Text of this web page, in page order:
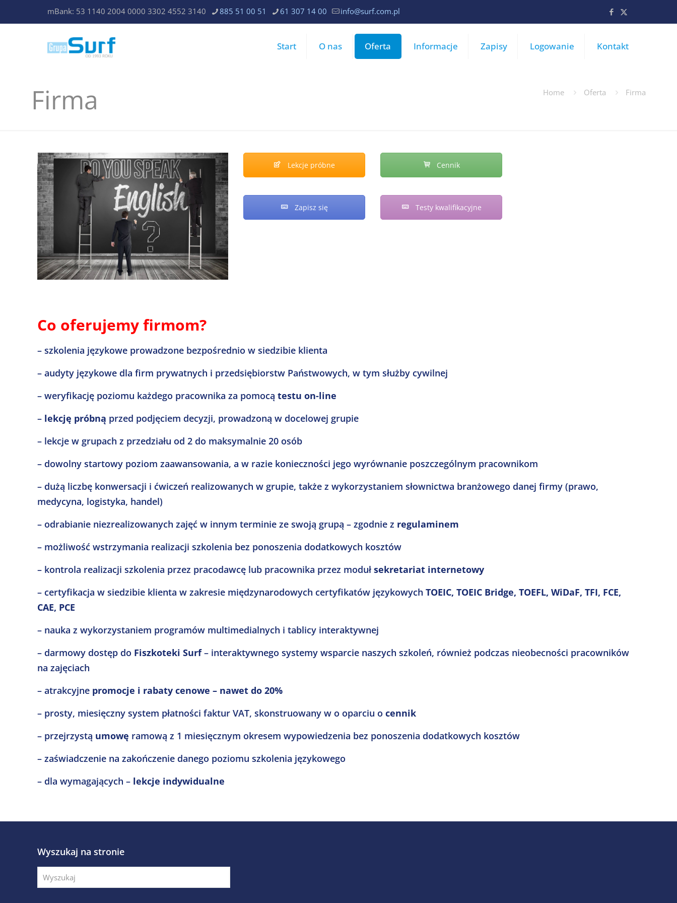
mBank: 53 1140 2004 0000 3302 4552 3140 885 51 00 51 61 307 14 00 info@surf.com.pl
Start O nas Oferta Informacje Zapisy Logowanie Kontakt
Firma Home Oferta Firma
Lekcje próbne Cennik
Zapisz się Testy kwalifikacyjne
Co oferujemy firmom?
– szkolenia językowe prowadzone bezpośrednio w siedzibie klienta
– audyty językowe dla firm prywatnych i przedsiębiorstw Państwowych, w tym służby cywilnej
– weryfikację poziomu każdego pracownika za pomocątestu on-line
– lekcję próbną przed podjęciem decyzji, prowadzoną w docelowej grupie
– lekcje w grupach z przedziału od 2 do maksymalnie 20 osób
– dowolny startowy poziom zaawansowania, a w razie konieczności jego wyrównanie poszczególnym pracownikom
– dużą liczbę konwersacji i ćwiczeń realizowanych w grupie, także z wykorzystaniem słownictwa branżowego danej firmy (prawo,
medycyna, logistyka, handel)
– odrabianie niezrealizowanych zajęć w innym terminie ze swoją grupą – zgodnie z regulaminem
– możliwość wstrzymania realizacji szkolenia bez ponoszenia dodatkowych kosztów
– kontrola realizacji szkolenia przez pracodawcę lub pracownika przez modułsekretariat internetowy
– certyfikacja w siedzibie klienta w zakresie międzynarodowych certyfikatów językowych TOEIC, TOEIC Bridge, TOEFL, WiDaF, TFI, FCE,
CAE, PCE
– nauka z wykorzystaniem programów multimedialnych i tablicy interaktywnej
– darmowy dostęp do Fiszkoteki Surf– interaktywnego systemy wsparcie naszych szkoleń, również podczas nieobecności pracowników
na zajęciach
– atrakcyjne promocje i rabaty cenowe – nawet do 20%
– prosty, miesięczny system płatności faktur VAT, skonstruowany w o oparciu ocennik
– przejrzystą umowę ramową z 1 miesięcznym okresem wypowiedzenia bez ponoszenia dodatkowych kosztów
– zaświadczenie na zakończenie danego poziomu szkolenia językowego
– dla wymagających – lekcje indywidualne
Wyszukaj na stronie